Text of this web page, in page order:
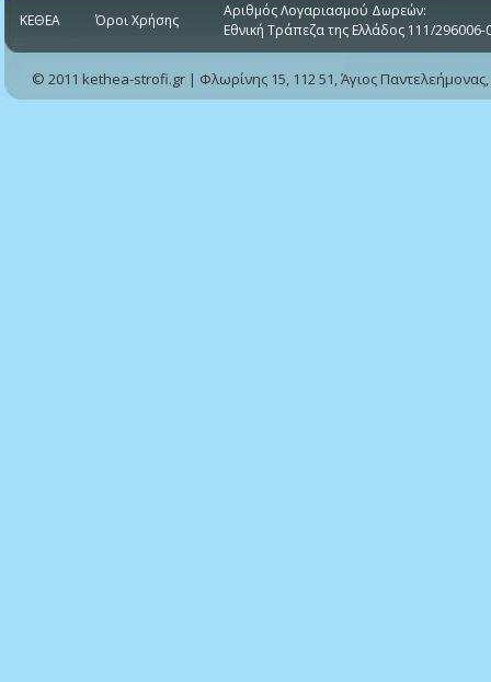
ΚΕΘΕΑ Όροι Χρήσης
Αριθμός Λογαριασμού Δωρεών:
Εθνική Τράπεζα της Ελλάδος 111/296006-
© 2011 kethea-strofi.gr | Φλωρίνης 15, 112 51, Άγιος Παντελεήμονας,